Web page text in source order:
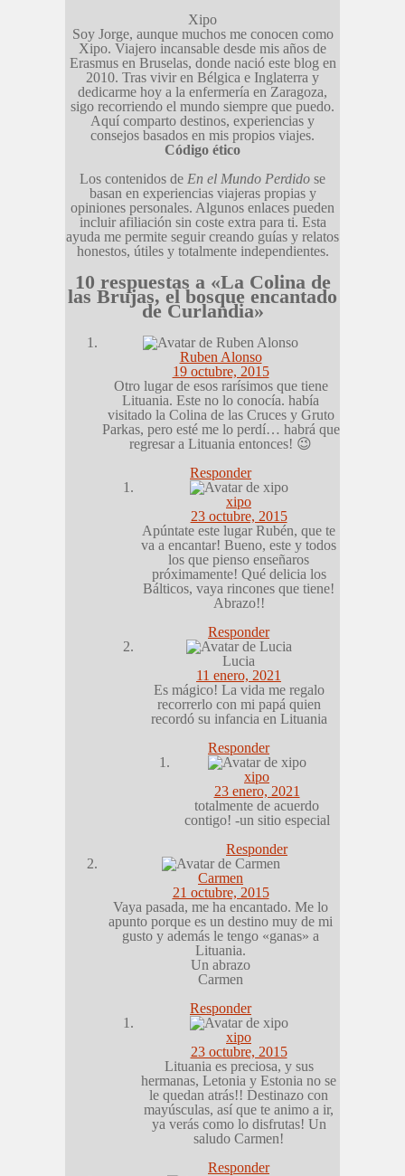
Xipo
Soy Jorge, aunque muchos me conocen como
Xipo. Viajero incansable desde mis años de
Erasmus en Bruselas, donde nació este blog en
2010. Tras vivir en Bélgica e Inglaterra y
dedicarme hoy a la enfermería en Zaragoza,
sigo recorriendo el mundo siempre que puedo.
Aquí comparto destinos, experiencias y
consejos basados en mis propios viajes.
Código ético
Los contenidos de En el Mundo Perdido se
basan en experiencias viajeras propias y
opiniones personales. Algunos enlaces pueden
incluir afiliación sin coste extra para ti. Esta
ayuda me permite seguir creando guías y relatos
honestos, útiles y totalmente independientes.
10 respuestas a «La Colina de
las Brujas, el bosque encantado
de Curlandia»
Ruben Alonso
19 octubre, 2015
Otro lugar de esos rarísimos que tiene
Lituania. Este no lo conocía. había
visitado la Colina de las Cruces y Gruto
Parkas, pero esté me lo perdí… habrá que
regresar a Lituania entonces! 😉
Responder
xipo
23 octubre, 2015
Apúntate este lugar Rubén, que te
va a encantar! Bueno, este y todos
los que pienso enseñaros
próximamente! Qué delicia los
Bálticos, vaya rincones que tiene!
Abrazo!!
Responder
Lucia
11 enero, 2021
Es mágico! La vida me regalo
recorrerlo con mi papá quien
recordó su infancia en Lituania
Responder
xipo
23 enero, 2021
totalmente de acuerdo
contigo! -un sitio especial
Responder
Carmen
21 octubre, 2015
Vaya pasada, me ha encantado. Me lo
apunto porque es un destino muy de mi
gusto y además le tengo «ganas» a
Lituania.
Un abrazo
Carmen
Responder
xipo
23 octubre, 2015
Lituania es preciosa, y sus
hermanas, Letonia y Estonia no se
le quedan atrás!! Destinazo con
mayúsculas, así que te animo a ir,
ya verás como lo disfrutas! Un
saludo Carmen!
Responder